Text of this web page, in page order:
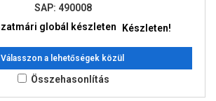
SAP: 490008
Készleten!
Válasszon a lehetőségek közül
Összehasonlítás